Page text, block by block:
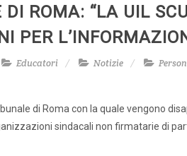
ROMA: “LA UIL
PER
Educatori Notizie
di Roma con la quale vengono
sindacali non firmatarie di